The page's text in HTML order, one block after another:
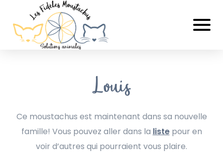
Louis
Ce moustachus est maintenant dans sa nouvelle
famille! Vous pouvez aller dans la listepour en
voir d’autres qui pourraient vous plaire.